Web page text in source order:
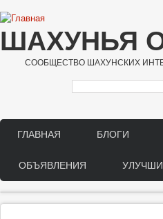
Перейти к основному содержанию
ШАХУНЬЯ
СООБЩЕСТВО ШАХУНСКИХ
Main menu
ГЛАВНАЯ БЛОГИ
ОБЪЯВЛЕНИЯ